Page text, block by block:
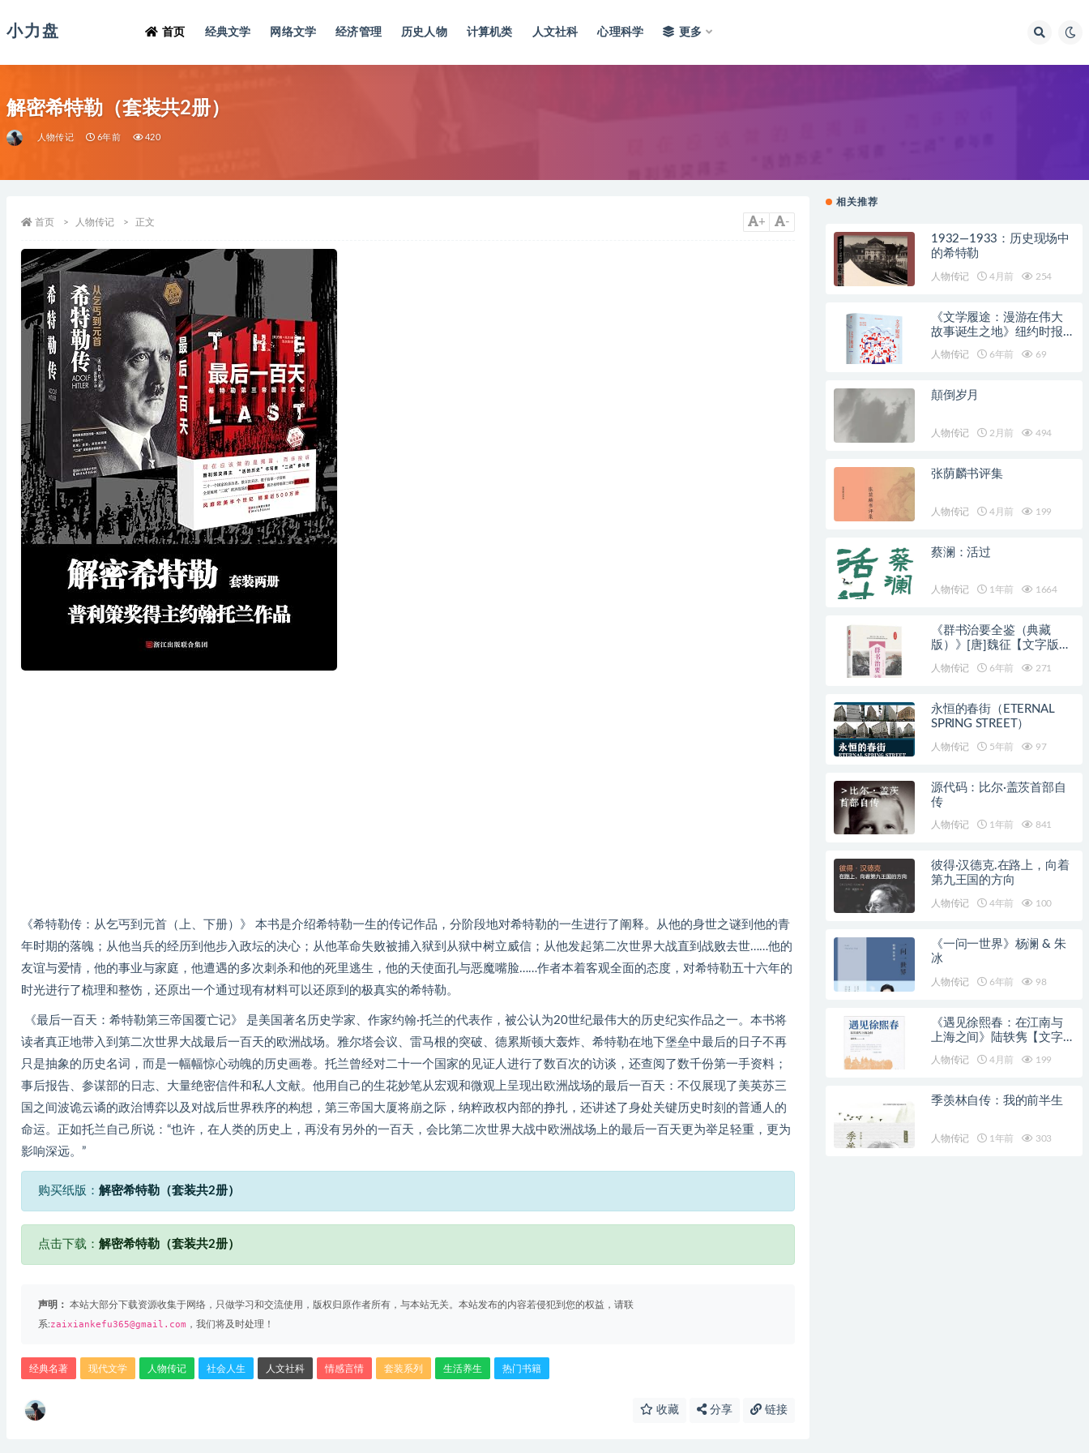
小力盘 首页 经典文学 网络文学 经济管理 历史人物 计算机类 人文社科 心理科学 更多
解密希特勒（套装共2册）
人物传记 6年前 420
+ -
首页 人物传记 正文
《希特勒传：从乞丐到元首（上、下册）》 本书是介绍希特勒一生的传记作品，分阶段地对希特勒的一生进行了阐释。从他的身世之谜到他的青
年时期的落魄；从他当兵的经历到他步入政坛的决心；从他革命失败被捕入狱到从狱中树立威信；从他发起第二次世界大战直到战败去世……他的
友谊与爱情，他的事业与家庭，他遭遇的多次刺杀和他的死里逃生，他的天使面孔与恶魔嘴脸……作者本着客观全面的态度，对希特勒五十六年的
时光进行了梳理和整饬，还原出一个通过现有材料可以还原到的极真实的希特勒。
《最后一百天：希特勒第三帝国覆亡记》 是美国著名历史学家、作家约翰·托兰的代表作，被公认为20世纪最伟大的历史纪实作品之一。本书将
读者真正地带入到第二次世界大战最后一百天的欧洲战场。雅尔塔会议、雷马根的突破、德累斯顿大轰炸、希特勒在地下堡垒中最后的日子不再
只是抽象的历史名词，而是一幅幅惊心动魄的历史画卷。托兰曾经对二十一个国家的见证人进行了数百次的访谈，还查阅了数千份第一手资料；
事后报告、参谋部的日志、大量绝密信件和私人文献。他用自己的生花妙笔从宏观和微观上呈现出欧洲战场的最后一百天：不仅展现了美英苏三
国之间波诡云谲的政治博弈以及对战后世界秩序的构想，第三帝国大厦将崩之际，纳粹政权内部的挣扎，还讲述了身处关键历史时刻的普通人的
命运。正如托兰自己所说：“也许，在人类的历史上，再没有另外的一百天，会比第二次世界大战中欧洲战场上的最后一百天更为举足轻重，更为
影响深远。”
购买纸版： 解密希特勒（套装共2册）
点击下载： 解密希特勒（套装共2册）
声明： 本站大部分下载资源收集于网络，只做学习和交流使用，版权归原作者所有，与本站无关。本站发布的内容若侵犯到您的权益，请联
系:zaixiankefu365@gmail.com ，我们将及时处理！
经典名著 现代文学 人物传记 社会人生 人文社科 情感言情 套装系列 生活养生 热门书籍
收藏 分享 链接
相关推荐
1932—1933：历史现场中
的希特勒
人物传记 4月前 254
《文学履途：漫游在伟大
故事诞生之地》纽约时报
载】
人物传记 6年前 69
顛倒岁月
人物传记 2月前 494
张荫麟书评集
人物传记 4月前 199
蔡澜：活过
人物传记 1年前 1664
《群书治要全鉴（典藏
版）》[唐]魏征【文字版
人物传记 6年前 271
永恒的春街（ETERNAL
SPRING STREET）
人物传记 5年前 97
源代码：比尔·盖茨首部自
传
人物传记 1年前 841
彼得·汉德克.在路上，向着
第九王国的方向
人物传记 4年前 100
《一问一世界》杨澜 & 朱
冰
人物传记 6年前 98
《遇见徐熙春：在江南与
上海之间》陆轶隽【文字
人物传记 4月前 199
季羡林自传：我的前半生
人物传记 1年前 303